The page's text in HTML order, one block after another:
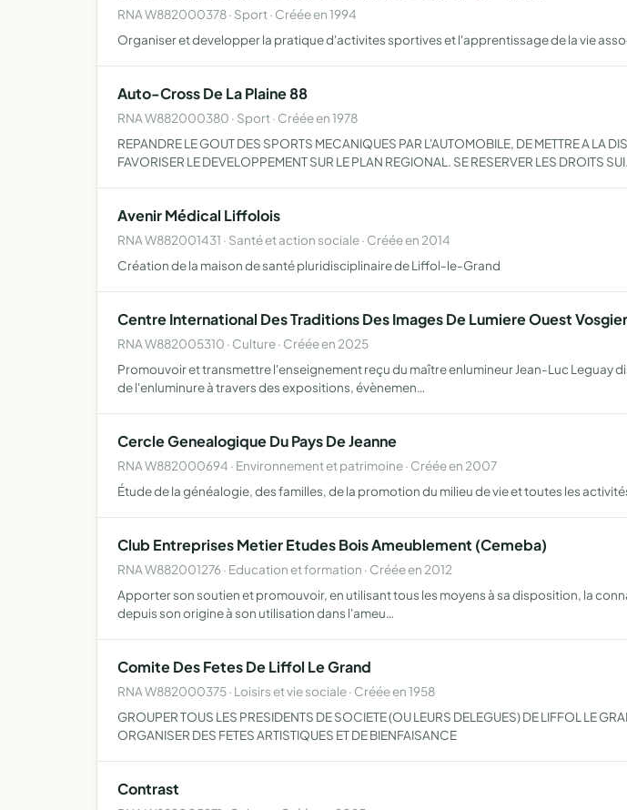
RNA W882000378 · Sport · Créée en 1994
Organiser et developper la pratique d'activites sportives et l'apprentissage de la vie
Auto-Cross De La Plaine 88
RNA W882000380 · Sport · Créée en 1978
REPANDRE LE GOUT DES SPORTS MECANIQUES PAR L'AUTOMOBILE, DE METTRE A LA
FAVORISER LE DEVELOPPEMENT SUR LE PLAN REGIONAL. SE RESERVER LES DROITS
Avenir Médical Liffolois
RNA W882001431 · Santé et action sociale · Créée en 2014
Création de la maison de santé pluridisciplinaire de Liffol-le-Grand
Centre International Des Traditions Des Images De Lumiere Ouest
RNA W882005310 · Culture · Créée en 2025
Promouvoir et transmettre l'enseignement reçu du maître enlumineur Jean-Luc
de l'enluminure à travers des expositions, évènemen…
Cercle Genealogique Du Pays De Jeanne
RNA W882000694 · Environnement et patrimoine · Créée en 2007
Étude de la généalogie, des familles, de la promotion du milieu de vie et toutes les
Club Entreprises Metier Etudes Bois Ameublement (Cemeba)
RNA W882001276 · Education et formation · Créée en 2012
Apporter son soutien et promouvoir, en utilisant tous les moyens à sa disposition, la
depuis son origine à son utilisation dans l'ameu…
Comite Des Fetes De Liffol Le Grand
RNA W882000375 · Loisirs et vie sociale · Créée en 1958
GROUPER TOUS LES PRESIDENTS DE SOCIETE (OU LEURS DELEGUES) DE LIFFOL LE
ORGANISER DES FETES ARTISTIQUES ET DE BIENFAISANCE
Contrast